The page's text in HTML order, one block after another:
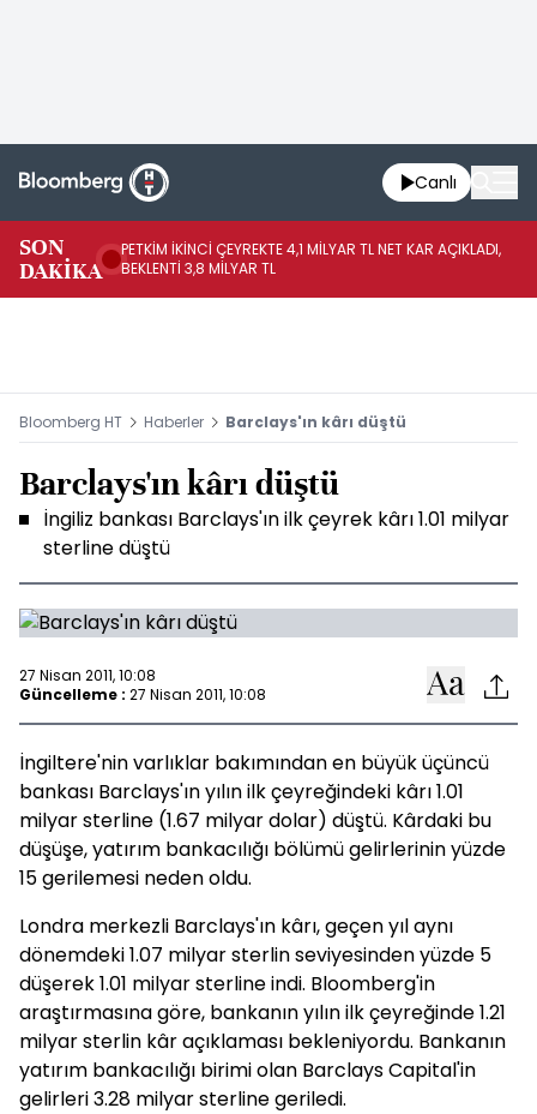
Canlı
SON
DAKİKA
PETKİM İKİNCİ ÇEYREKTE 4,1 MİLYAR TL NET KAR AÇIKLADI,
BEKLENTİ 3,8 MİLYAR TL
Bloomberg HT Haberler Barclays'ın kârı düştü
Barclays'ın kârı düştü
İngiliz bankası Barclays'ın ilk çeyrek kârı 1.01 milyar
sterline düştü
27 Nisan 2011, 10:08
Güncelleme : 27 Nisan 2011, 10:08
İngiltere'nin varlıklar bakımından en büyük üçüncü
bankası Barclays'ın yılın ilk çeyreğindeki kârı 1.01
milyar sterline (1.67 milyar dolar) düştü. Kârdaki bu
düşüşe, yatırım bankacılığı bölümü gelirlerinin yüzde
15 gerilemesi neden oldu.
Londra merkezli Barclays'ın kârı, geçen yıl aynı
dönemdeki 1.07 milyar sterlin seviyesinden yüzde 5
düşerek 1.01 milyar sterline indi. Bloomberg'in
araştırmasına göre, bankanın yılın ilk çeyreğinde 1.21
milyar sterlin kâr açıklaması bekleniyordu. Bankanın
yatırım bankacılığı birimi olan Barclays Capital'in
gelirleri 3.28 milyar sterline geriledi.